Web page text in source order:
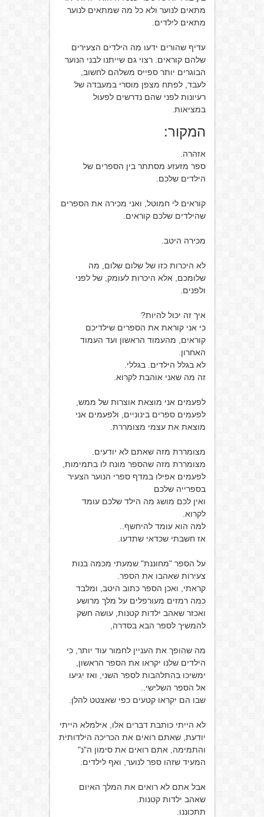
מתאים לנוער ולא כל מה שמתאים לנוער
מתאים לילדים.
עדיף שהורים ידעו מה הילדים הצעירים
שלהם קוראים. רצוי גם שייתנו לבני הנוער
הבוגרים יותר ספייס משלהם לחשוב,
לעבד, לפתח מצפן מוסרי במעבדה של
רעיונות לפני שהם נדרשים לפעול
במציאות.
המקור:
אזהרה.
ספר מזעזע מסתתר בין הספרים של
הילדים שלכם.
קוראים לי חמוטל, ואני מכירה את הספרים
שהילדים שלכם קוראים.
מכירה היטב.
לא היכרות כזו של שלום שלום, מה
שלומכם, אלא היכרות לעומק, של לפני
ולפנים.
איך זה יכול להיות?
כי אני קוראת את הספרים שילדיכם
קוראים, מהעמוד הראשון ועד העמוד
האחרון.
לא בגלל הילדים. בגללי.
זה מה שאני אוהבת לקרוא.
לפעמים אני מוצאת אוצרות של ממש,
לפעמים ספרים בינוניים, ולפעמים אני
מוצאת את עצמי מצומררת.
מצומררת מזה שאתם לא יודעים.
מצומררת מזה שהספר מונח לו בתמימות,
לפעמים אפילו במדף ספרי הנוער הצעיר
בספרייה שלכם
ואין לכם מושג מה הילד שלכם עומד
לקרוא.
למה הוא עומד להיחשף..
אז חשבתי שכדאי שתדעו.
על הספר "מחוננת" שמעתי מכמה בנות
צעירות שאהבו את הספר.
קראתי, ואכן הספר כתוב היטב, ומלבד
כמה רמזים מעורפלים על מלך מרושע
ואכזר שאהב ילדות קטנות, עושה חשק
להמשיך לספר הבא בסדרה,
מה שהופך את העניין לחמור עוד יותר, כי
הילדים שלנו יקראו את הספר הראשון,
ימשיכו בהתלהבות לספר השני, ואז יגיעו
אל הספר השלישי..
שבו הם יקראו קטעים כפי שאצטט להלן.
לא הייתי כותבת דברים אלו, אילמלא הייתי
יודעת, שאתם רואים את הכריכה הילדותית
והתמימה, אתם רואים את סימון ה"נ"
המעיד שזהו ספר לנוער, ואף לילדים.
אבל אתם לא רואים את המלך האיום
שאהב ילדות קטנות.
תתכוננו.